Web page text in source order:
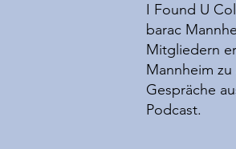
I Found U
barac
Mitgliedern
Mannheim
Gespräche
Podcast.